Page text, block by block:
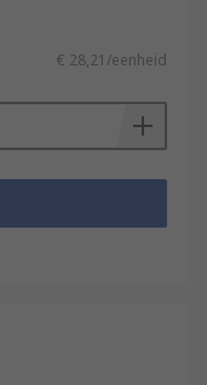
€ 28,21/eenheid